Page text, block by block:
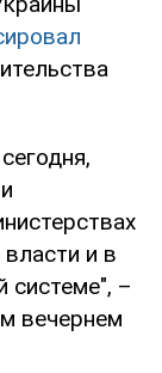
власти и в
системе", –
вечернем